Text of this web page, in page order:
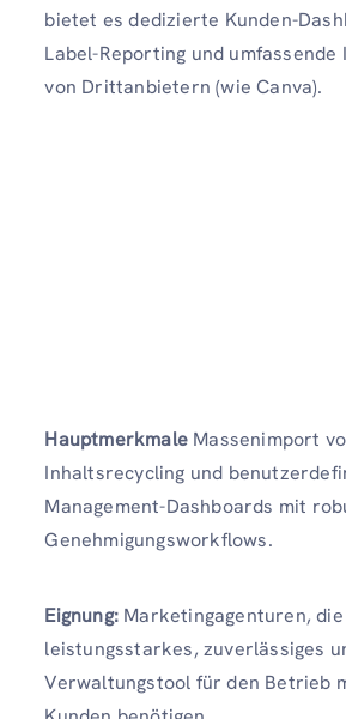
bietet es dedizierte Kunden-
Label-Reporting und
von Drittanbietern (wie Canva).
Hauptmerkmale Massenimport
Inhaltsrecycling und
Management-Dashboards mit
Genehmigungsworkflows.
Eignung: Marketingagenturen, die
leistungsstarkes, zuverlässiges
Verwaltungstool für den Betrieb